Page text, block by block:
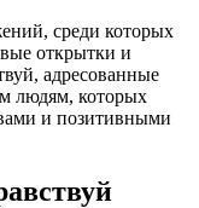
среди которых
открытки и
адресованные
людям, которых
и позитивными